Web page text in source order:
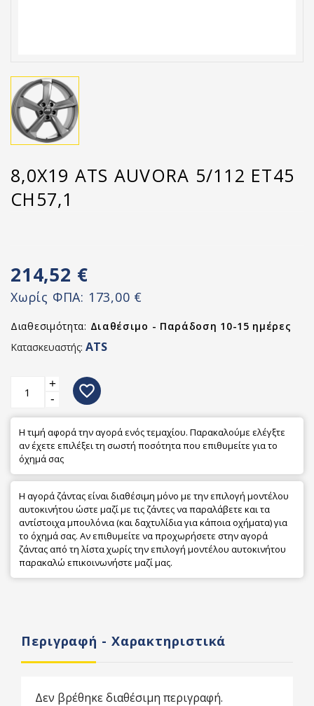
8,0X19 ATS AUVORA 5/112 ET45
CH57,1
214,52 €
Χωρίς ΦΠΑ: 173,00 €
Διαθεσιμότητα: Διαθέσιμο - Παράδοση 10-15 ημέρες
Κατασκευαστής: ATS
+
-
favorite_border
Η τιμή αφορά την αγορά ενός τεμαχίου. Παρακαλούμε ελέγξτε
αν έχετε επιλέξει τη σωστή ποσότητα που επιθυμείτε για το
όχημά σας
Η αγορά ζάντας είναι διαθέσιμη μόνο με την επιλογή μοντέλου
αυτοκινήτου ώστε μαζί με τις ζάντες να παραλάβετε και τα
αντίστοιχα μπουλόνια (και δαχτυλίδια για κάποια οχήματα) για
το όχημά σας. Αν επιθυμείτε να προχωρήσετε στην αγορά
ζάντας από τη λίστα χωρίς την επιλογή μοντέλου αυτοκινήτου
παρακαλώ επικοινωνήστε μαζί μας.
Περιγραφή - Χαρακτηριστικά
Δεν βρέθηκε διαθέσιμη περιγραφή.